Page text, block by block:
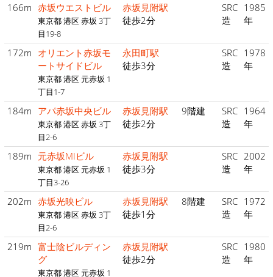
166m 赤坂ウエストビル
東京都 港区 赤坂 3丁
目19-8
赤坂見附駅
徒歩2分
SRC
造
1985
年
172m オリエント赤坂モ
ートサイドビル
東京都 港区 元赤坂 1
丁目1-7
永田町駅
徒歩3分
SRC
造
1978
年
184m アパ赤坂中央ビル
東京都 港区 赤坂 3丁
目2-6
赤坂見附駅
徒歩2分
9階建
SRC
造
1964
年
189m 元赤坂MIビル
東京都 港区 元赤坂 1
丁目3-26
赤坂見附駅
徒歩3分
SRC
造
2002
年
202m 赤坂光映ビル
東京都 港区 赤坂 3丁
目2-6
赤坂見附駅
徒歩1分
8階建
SRC
造
1972
年
219m 富士陰ビルディン
グ
東京都 港区 元赤坂 1
赤坂見附駅
徒歩2分
SRC
造
1980
年